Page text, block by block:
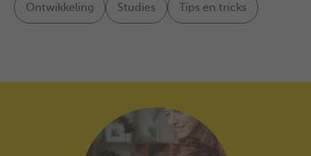
Ontwikkeling Studies Tips en tricks